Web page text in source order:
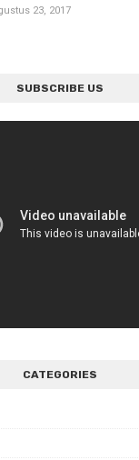
23, 2017
SUBSCRIBE US
CATEGORIES